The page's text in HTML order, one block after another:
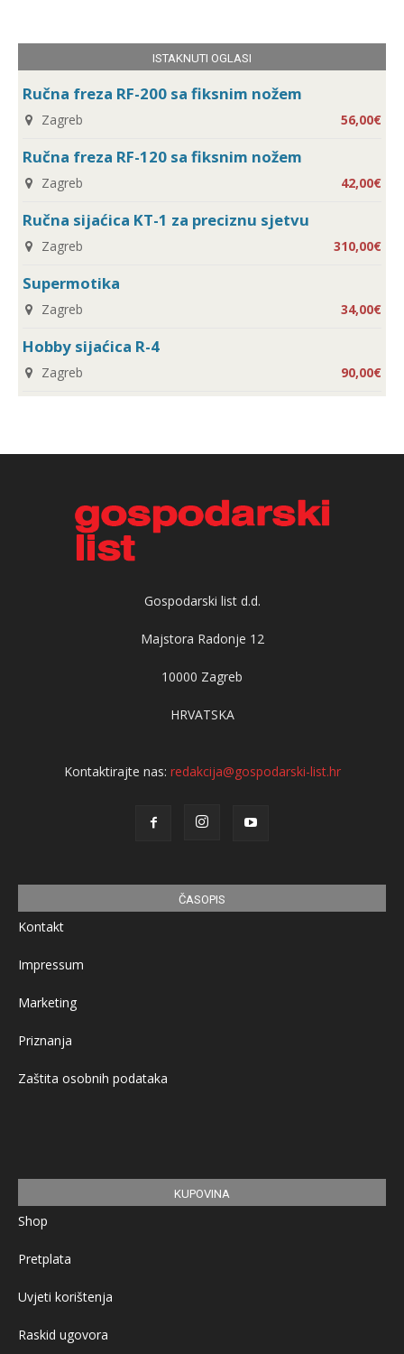
ISTAKNUTI OGLASI
Ručna freza RF-200 sa fiksnim nožem
Zagreb 56,00€
Ručna freza RF-120 sa fiksnim nožem
Zagreb 42,00€
Ručna sijaćica KT-1 za preciznu sjetvu
Zagreb 310,00€
Supermotika
Zagreb 34,00€
Hobby sijaćica R-4
Zagreb 90,00€
Gospodarski list d.d.
Majstora Radonje 12
10000 Zagreb
HRVATSKA
Kontaktirajte nas: redakcija@gospodarski-list.hr
ČASOPIS
Kontakt
Impressum
Marketing
Priznanja
Zaštita osobnih podataka
KUPOVINA
Shop
Pretplata
Uvjeti korištenja
Raskid ugovora